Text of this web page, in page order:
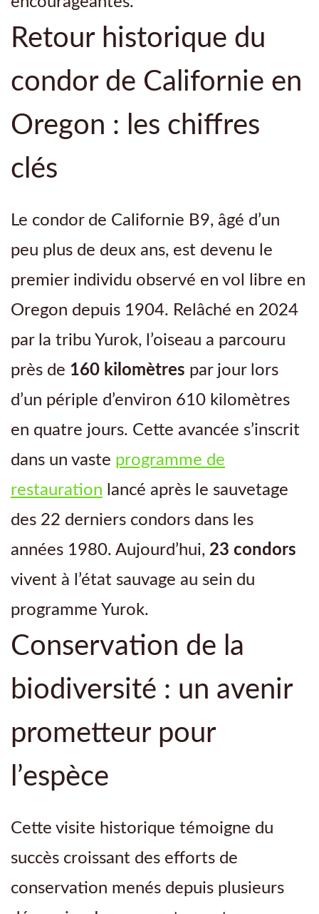
Retour historique du
condor de Californie en
Oregon : les chiffres
clés
Le condor de Californie B9, âgé d’un
peu plus de deux ans, est devenu le
premier individu observé en vol libre en
Oregon depuis 1904. Relâché en 2024
par la tribu Yurok, l’oiseau a parcouru
près de 160 kilomètres par jour lors
d’un périple d’environ 610 kilomètres
en quatre jours. Cette avancée s’inscrit
dans un vaste programme de
restauration lancé après le sauvetage
des 22 derniers condors dans les
années 1980. Aujourd’hui, 23 condors
vivent à l’état sauvage au sein du
programme Yurok.
Conservation de la
biodiversité : un avenir
prometteur pour
l’espèce
Cette visite historique témoigne du
succès croissant des efforts de
conservation menés depuis plusieurs